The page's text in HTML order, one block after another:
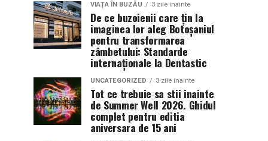
VIAȚA ÎN BUZĂU 3 zile inainte
De ce buzoienii care țin la
imaginea lor aleg Botoșaniul
pentru transformarea
zâmbetului: Standarde
internaționale la Dentastic
UNCATEGORIZED 3 zile inainte
Tot ce trebuie sa stii inainte
de Summer Well 2026. Ghidul
complet pentru editia
aniversara de 15 ani